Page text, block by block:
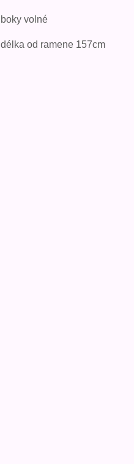
boky volné
délka od ramene 157cm